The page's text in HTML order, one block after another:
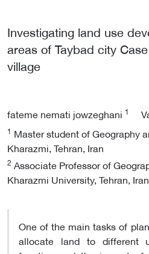
Investigating land use
areas of Taybad city
village
fateme nemati jowzeghani 1
1 Master student of Geography
Kharazmi, Tehran, Iran
2 Associate Professor of
Kharazmi University, Tehran, Iran
One of the main tasks of
allocate land to different